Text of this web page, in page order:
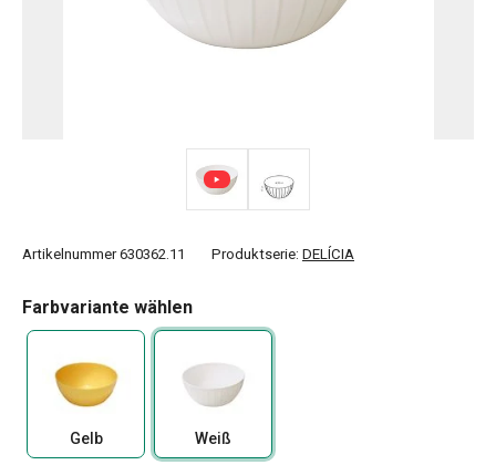
Artikelnummer 630362.11 Produktserie: DELÍCIA
Farbvariante wählen
Gelb Weiß